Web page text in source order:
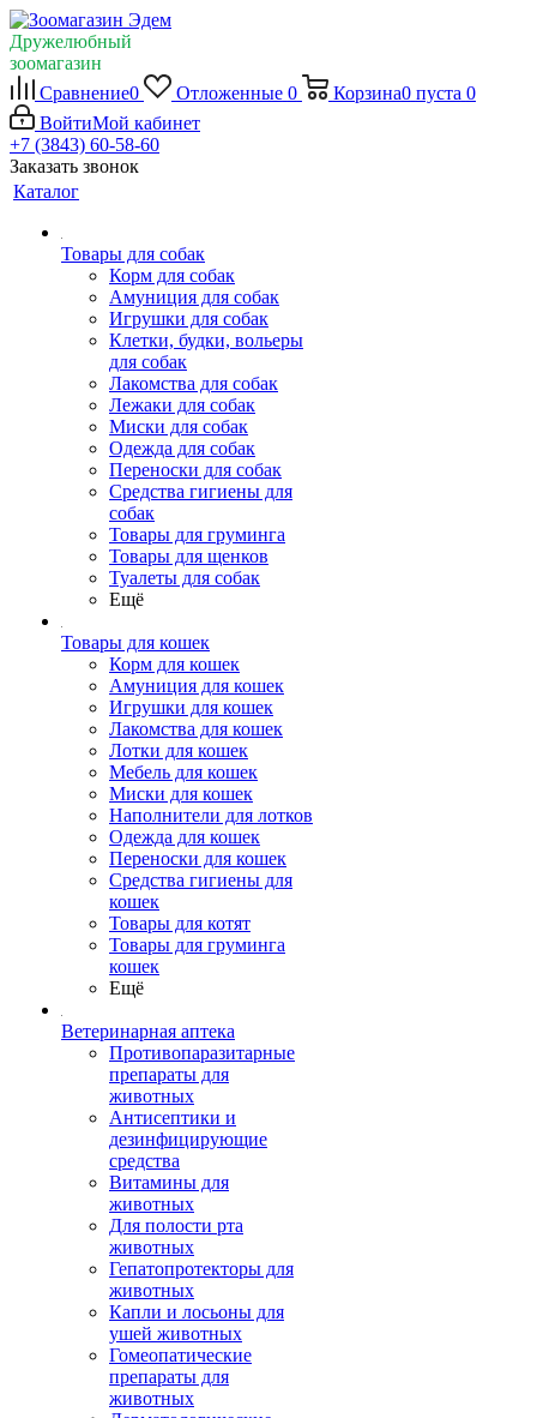
Дружелюбный
зоомагазин
Сравнение0 Отложенные 0 Корзина0 пуста 0
ВойтиМой кабинет
+7 (3843) 60-58-60
Заказать звонок
Каталог
Товары для собак
Корм для собак
Амуниция для собак
Игрушки для собак
Клетки, будки, вольеры
для собак
Лакомства для собак
Лежаки для собак
Миски для собак
Одежда для собак
Переноски для собак
Средства гигиены для
собак
Товары для груминга
Товары для щенков
Туалеты для собак
Ещё
Товары для кошек
Корм для кошек
Амуниция для кошек
Игрушки для кошек
Лакомства для кошек
Лотки для кошек
Мебель для кошек
Миски для кошек
Наполнители для лотков
Одежда для кошек
Переноски для кошек
Средства гигиены для
кошек
Товары для котят
Товары для груминга
кошек
Ещё
Ветеринарная аптека
Противопаразитарные
препараты для
животных
Антисептики и
дезинфицирующие
средства
Витамины для
животных
Для полости рта
животных
Гепатопротекторы для
животных
Капли и лосьоны для
ушей животных
Гомеопатические
препараты для
животных